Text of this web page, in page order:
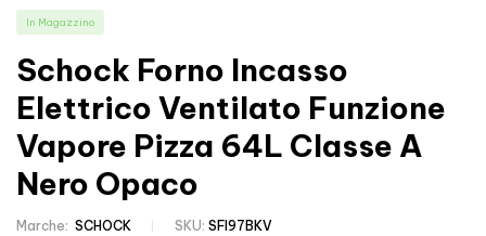
In Magazzino
Schock Forno Incasso
Elettrico Ventilato Funzione
Vapore Pizza 64L Classe A
Nero Opaco
Marche: SCHOCK SKU: SFI97BKV